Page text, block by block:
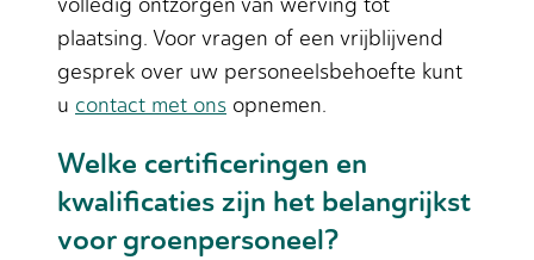
plaatsing. Voor vragen of een vrijblijvend
gesprek over uw personeelsbehoefte kunt
u contact met ons opnemen.
Welke certificeringen en
kwalificaties zijn het belangrijkst
voor groenpersoneel?